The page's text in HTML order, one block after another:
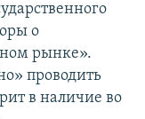
о
рынке».
проводить
в наличие во